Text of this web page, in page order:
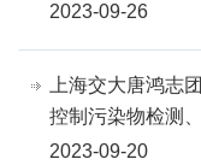
2023-09-26
上海交大唐鸿志
控制污染物检测
2023-09-20